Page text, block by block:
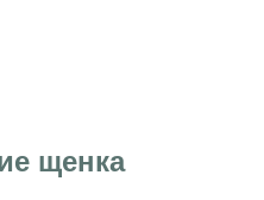
щенка